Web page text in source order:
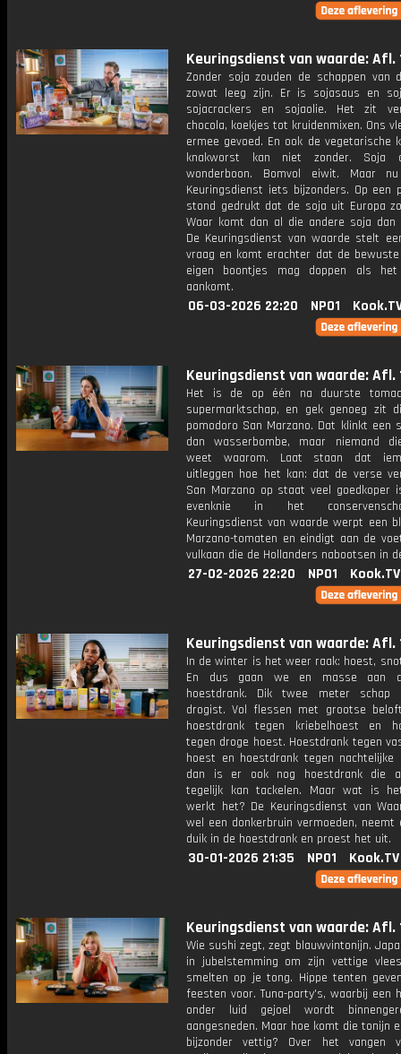
Keuringsdienst van waarde: Afl.
Zonder soja zouden de schappen van
zowat leeg zijn. Er is sojasaus en
sojacrackers en sojaolie. Het zit
chocola, koekjes tot kruidenmixen. Ons
ermee gevoed. En ook de vegetarische
knakworst kan niet zonder. Soja
wonderboon. Bomvol eiwit. Maar
Keuringsdienst iets bijzonders. Op een
stond gedrukt dat de soja uit Europa
Waar komt dan al die andere soja dan
De Keuringsdienst van waarde stelt
vraag en komt erachter dat de
eigen boontjes mag doppen als
aankomt.
06-03-2026 22:20 NPO1
Keuringsdienst van waarde: Afl.
Het is de op één na duurste
supermarktschap, en gek genoeg zit
pomodoro San Marzano. Dat klinkt een
dan wasserbombe, maar niemand
weet waarom. Laat staan dat
uitleggen hoe het kan: dat de verse
San Marzano op staat veel goedkoper
evenknie in het
Keuringsdienst van waarde werpt een
Marzano-tomaten en eindigt aan de
vulkaan die de Hollanders nabootsen in
27-02-2026 22:20 NPO1 Kook.TV
Keuringsdienst van waarde: Afl.
In de winter is het weer raak: hoest,
En dus gaan we en masse aan
hoestdrank. Dik twee meter schap
drogist. Vol flessen met grootse
hoestdrank tegen kriebelhoest en
tegen droge hoest. Hoestdrank tegen
hoest en hoestdrank tegen nachtelijke
dan is er ook nog hoestdrank die
tegelijk kan tackelen. Maar wat is
werkt het? De Keuringsdienst van
wel een donkerbruin vermoeden, neemt
duik in de hoestdrank en proest het uit.
30-01-2026 21:35 NPO1 Kook.TV
Keuringsdienst van waarde: Afl.
Wie sushi zegt, zegt blauwvintonijn.
in jubelstemming om zijn vettige
smelten op je tong. Hippe tenten
feesten voor. Tuna-party's, waarbij een
onder luid gejoel wordt
aangesneden. Maar hoe komt die tonijn
bijzonder vettig? Over het vangen